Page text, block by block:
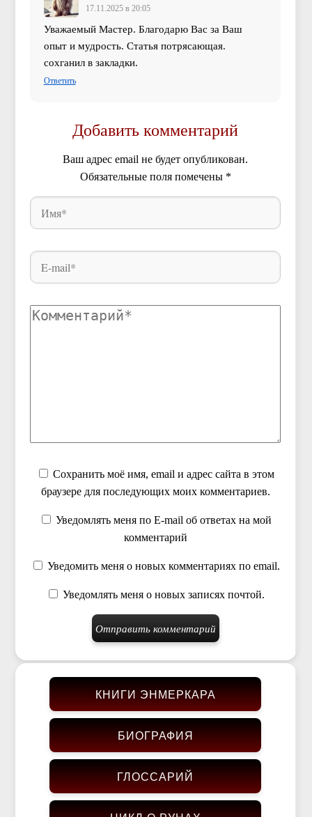
17.11.2025 в 20:05
Уважаемый Мастер. Благодарю Вас за Ваш
опыт и мудрость. Статья потрясающая.
сохганил в закладки.
Ответить
Добавить комментарий
Ваш адрес email не будет опубликован.
Обязательные поля помечены *
Сохранить моё имя, email и адрес сайта в этом
браузере для последующих моих комментариев.
Уведомлять меня по E-mail об ответах на мой
комментарий
Уведомить меня о новых комментариях по email.
Уведомлять меня о новых записях почтой.
КНИГИ ЭНМЕРКАРА
БИОГРАФИЯ
ГЛОССАРИЙ